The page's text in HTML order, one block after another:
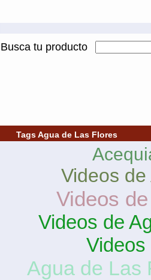
Busca tu producto
Tags Agua de Las Flores
Videos
Videos
Videos de
Videos
Agua de Las